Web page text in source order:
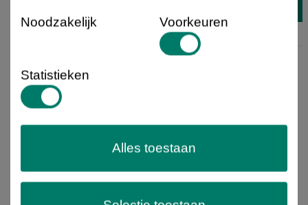
Levertijd 2-3d
Noodzakelijk Voorkeuren
Statistieken
Alles toestaan